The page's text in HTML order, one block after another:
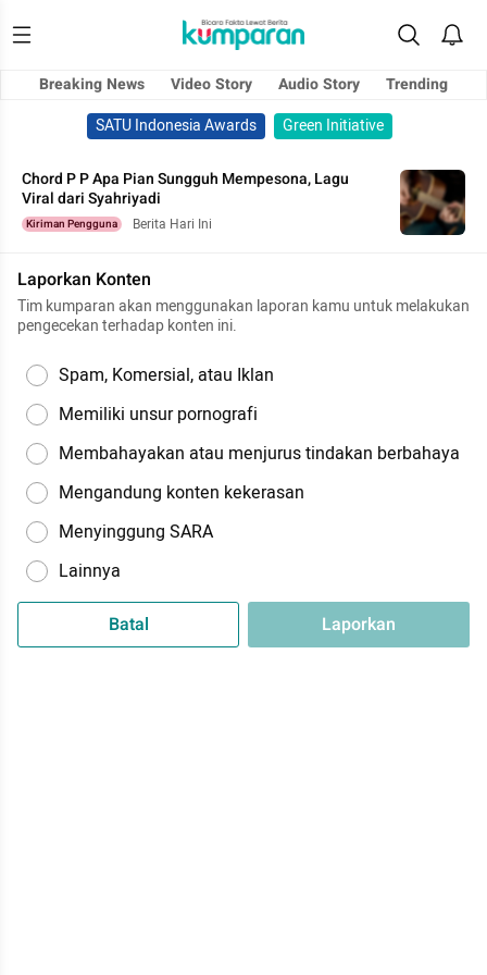
Breaking News Video Story Audio Story
Trending
SATU Indonesia Awards
Green Initiative
Chord P P Apa Pian Sungguh Mempesona, Lagu
Viral dari Syahriyadi
Kiriman Pengguna Berita Hari Ini
Laporkan Konten
Tim kumparan akan menggunakan laporan kamu untuk melakukan
pengecekan terhadap konten ini.
Spam, Komersial, atau Iklan
Memiliki unsur pornografi
Membahayakan atau menjurus tindakan berbahaya
Mengandung konten kekerasan
Menyinggung SARA
Lainnya
Batal Laporkan